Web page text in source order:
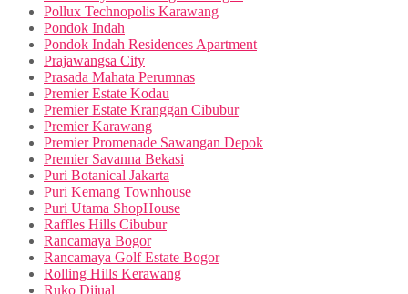
Pollux Technopolis Karawang
Pondok Indah
Pondok Indah Residences Apartment
Prajawangsa City
Prasada Mahata Perumnas
Premier Estate Kodau
Premier Estate Kranggan Cibubur
Premier Karawang
Premier Promenade Sawangan Depok
Premier Savanna Bekasi
Puri Botanical Jakarta
Puri Kemang Townhouse
Puri Utama ShopHouse
Raffles Hills Cibubur
Rancamaya Bogor
Rancamaya Golf Estate Bogor
Rolling Hills Kerawang
Ruko Dijual